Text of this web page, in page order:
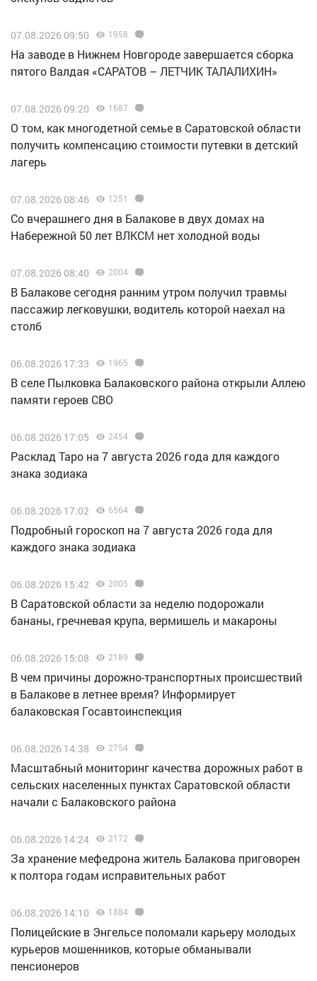
07.08.2026 09:50 1958
Н️а заводе в Нижнем Новгороде завершается сборка
пятого Валдая «САРАТОВ – ЛЕТЧИК ТАЛАЛИХИН»
07.08.2026 09:20 1687
О том, как многодетной семье в Саратовской области
получить компенсацию стоимости путевки в детский
лагерь
07.08.2026 08:46 1251
Со вчерашнего дня в Балакове в двух домах на
Набережной 50 лет ВЛКСМ нет холодной воды
07.08.2026 08:40 2004
В Балакове сегодня ранним утром получил травмы
пассажир легковушки, водитель которой наехал на
столб
06.08.2026 17:33 1965
В селе Пылковка Балаковского района открыли Аллею
памяти героев СВО
06.08.2026 17:05 2454
Расклад Таро на 7 августа 2026 года для каждого
знака зодиака
06.08.2026 17:02 6564
Подробный гороскоп на 7 августа 2026 года для
каждого знака зодиака
06.08.2026 15:42 2005
В Саратовской области за неделю подорожали
бананы, гречневая крупа, вермишель и макароны
06.08.2026 15:08 2189
В чем причины дорожно-транспортных происшествий
в Балакове в летнее время? Информирует
балаковская Госавтоинспекция
06.08.2026 14:38 2754
Масштабный мониторинг качества дорожных работ в
сельских населенных пунктах Саратовской области
начали с Балаковского района
06.08.2026 14:24 2172
За хранение мефедрона житель Балакова приговорен
к полтора годам исправительных работ
06.08.2026 14:10 1884
Полицейские в Энгельсе поломали карьеру молодых
курьеров мошенников, которые обманывали
пенсионеров